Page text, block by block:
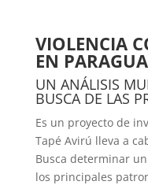
VIOLENCIA
EN
UN ANÁLISIS
BUSCA DE LAS
Es un proyecto de
Tapé Avirú lleva a
Busca determinar
los principales